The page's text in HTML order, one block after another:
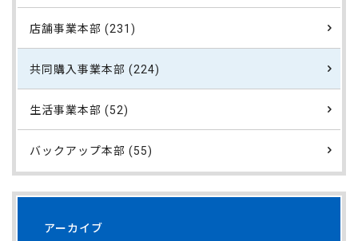
店舗事業本部 (231)
共同購入事業本部 (224)
生活事業本部 (52)
バックアップ本部 (55)
アーカイブ